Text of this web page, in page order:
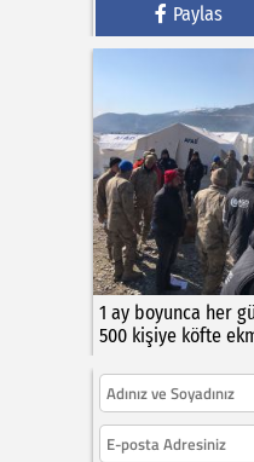
Paylas
1 ay boyunca her
500 kişiye köfte